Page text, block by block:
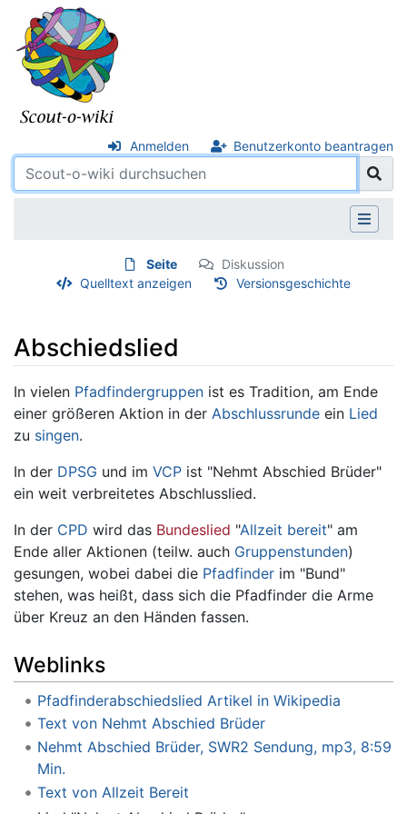
Anmelden Benutzerkonto beantragen
Seite
Diskussion
Quelltext anzeigen
Versionsgeschichte
Abschiedslied
Wechseln zu:Navigation,Suche
In vielen Pfadfindergruppen ist es Tradition, am Ende
einer größeren Aktion in der Abschlussrunde ein Lied
zu singen.
In der DPSG und im VCP ist "Nehmt Abschied Brüder"
ein weit verbreitetes Abschlusslied.
In der CPD wird das Bundeslied "Allzeit bereit" am
Ende aller Aktionen (teilw. auch Gruppenstunden)
gesungen, wobei dabei die Pfadfinder im "Bund"
stehen, was heißt, dass sich die Pfadfinder die Arme
über Kreuz an den Händen fassen.
Weblinks
Pfadfinderabschiedslied Artikel in Wikipedia
Text von Nehmt Abschied Brüder
Nehmt Abschied Brüder, SWR2 Sendung, mp3, 8:59
Min.
Text von Allzeit Bereit